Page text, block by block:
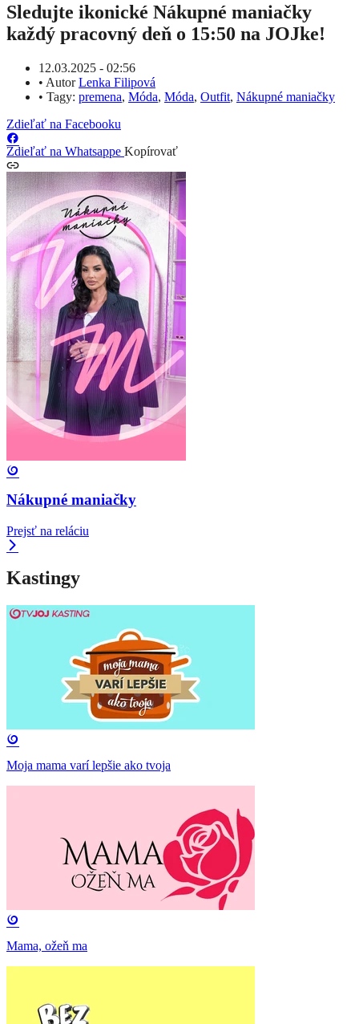
Sledujte ikonické Nákupné maniačky
každý pracovný deň o 15:50 na JOJke!
12.03.2025 - 02:56
• AutorLenka Filipová
• Tagy: premena, Móda, Móda, Outfit, Nákupné maniačky
Zdieľať na Facebooku
Zdieľať na Whatsappe Kopírovať
Nákupné maniačky
Prejsť na reláciu
Kastingy
Moja mama varí lepšie ako tvoja
Mama, ožeň ma